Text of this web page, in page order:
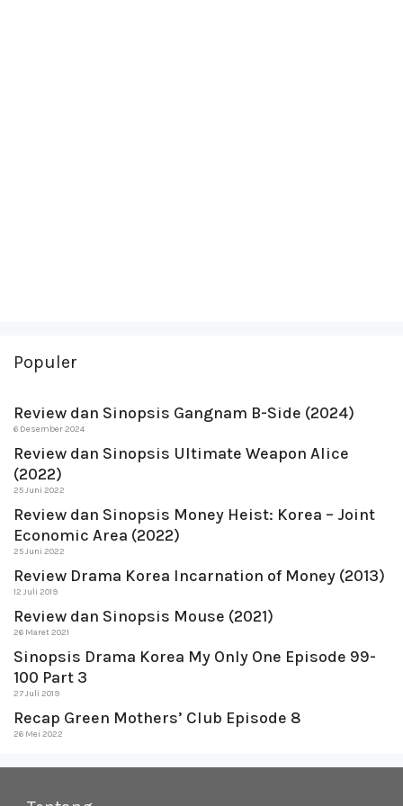
Populer
Review dan Sinopsis Gangnam B-Side (2024)
6 Desember 2024
Review dan Sinopsis Ultimate Weapon Alice
(2022)
25 Juni 2022
Review dan Sinopsis Money Heist: Korea – Joint
Economic Area (2022)
25 Juni 2022
Review Drama Korea Incarnation of Money (2013)
12 Juli 2019
Review dan Sinopsis Mouse (2021)
26 Maret 2021
Sinopsis Drama Korea My Only One Episode 99-
100 Part 3
27 Juli 2019
Recap Green Mothers’ Club Episode 8
26 Mei 2022